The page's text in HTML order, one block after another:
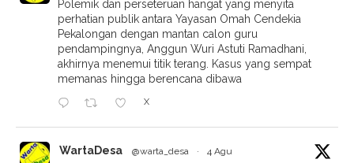
Polemik dan perseteruan hangat yang menyita
perhatian publik antara Yayasan Omah Cendekia
Pekalongan dengan mantan calon guru
pendampingnya, Anggun Wuri Astuti Ramadhani,
akhirnya menemui titik terang. Kasus yang sempat
memanas hingga berencana dibawa
X
WartaDesa @warta_desa · 4 Agu